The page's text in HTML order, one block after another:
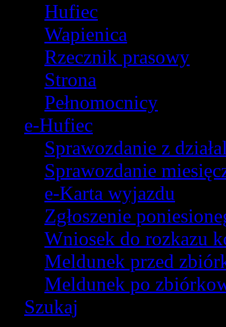
Hufiec
Wapienica
Rzecznik prasowy
Strona
Pełnomocnicy
e-Hufiec
Sprawozdanie z
Sprawozdanie
e-Karta wyjazdu
Zgłoszenie
Wniosek do rozkazu
Meldunek przed
Meldunek po
Szukaj